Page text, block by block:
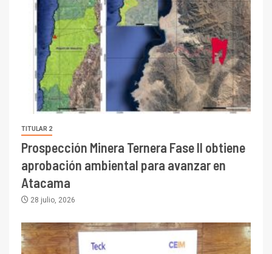
TITULAR 2
Prospección Minera Ternera Fase II obtiene
aprobación ambiental para avanzar en
Atacama
28 julio, 2026